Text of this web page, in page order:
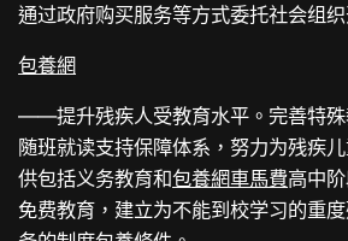
通过政府购买服务等方式委托社会组
包養網
——提升残疾人受教育水平。完善特殊
随班就读支持保障体系，努力为残疾
供包括义务教育和包養網車馬費高中
免费教育，建立为不能到校学习的重